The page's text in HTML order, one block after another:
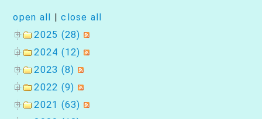
open all |close all
2025 (28)
2024 (12)
2023 (8)
2022 (9)
2021 (63)